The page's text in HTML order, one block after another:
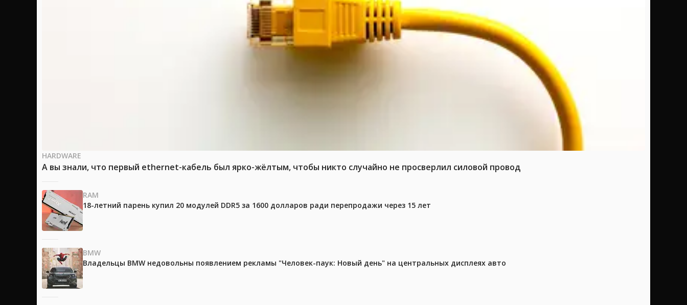
HARDWARE
А вы знали, что первый ethernet-кабель был ярко-жёлтым, чтобы никто случайно не просверлил силовой провод
RAM
18-летний парень купил 20 модулей DDR5 за 1600 долларов ради перепродажи через 15 лет
BMW
Владельцы BMW недовольны появлением рекламы "Человек-паук: Новый день" на центральных дисплеях авто